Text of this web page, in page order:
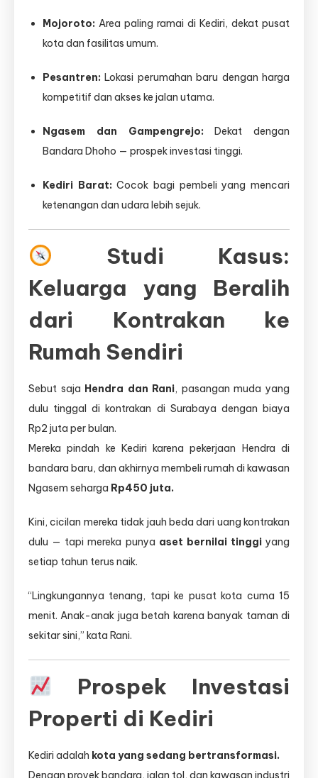
Mojoroto: Area paling ramai di Kediri, dekat pusat
kota dan fasilitas umum.
Pesantren: Lokasi perumahan baru dengan harga
kompetitif dan akses ke jalan utama.
Ngasem dan Gampengrejo: Dekat dengan
Bandara Dhoho — prospek investasi tinggi.
Kediri Barat: Cocok bagi pembeli yang mencari
ketenangan dan udara lebih sejuk.
Studi Kasus:
Keluarga yang Beralih
dari Kontrakan ke
Rumah Sendiri
Sebut saja Hendra dan Rani, pasangan muda yang
dulu tinggal di kontrakan di Surabaya dengan biaya
Rp2 juta per bulan.
Mereka pindah ke Kediri karena pekerjaan Hendra di
bandara baru, dan akhirnya membeli rumah di kawasan
Ngasem seharga Rp450 juta.
Kini, cicilan mereka tidak jauh beda dari uang kontrakan
dulu — tapi mereka punya aset bernilai tinggiyang
setiap tahun terus naik.
“Lingkungannya tenang, tapi ke pusat kota cuma 15
menit. Anak-anak juga betah karena banyak taman di
sekitar sini,” kata Rani.
Prospek Investasi
Properti di Kediri
Kediri adalah kota yang sedang bertransformasi.
Dengan proyek bandara, jalan tol, dan kawasan industri